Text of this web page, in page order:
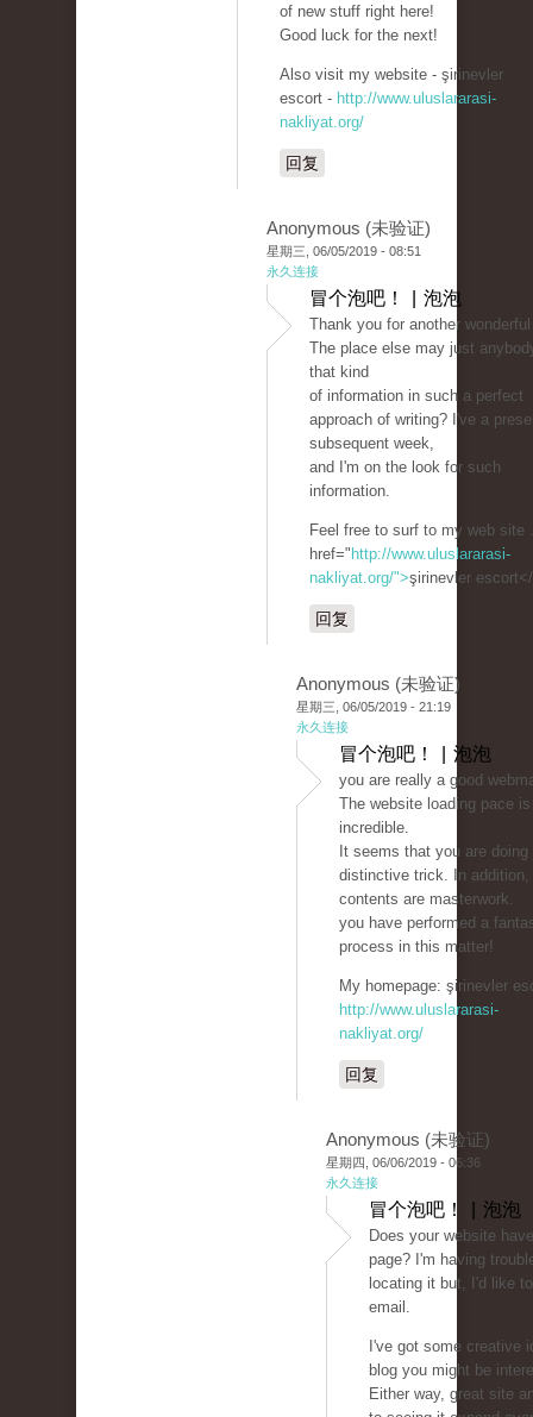
of new stuff right here!
Good luck for the next!
Also visit my website - şirinevler
escort - http://www.uluslararasi-
nakliyat.org/
回复
Anonymous (未验证)
星期三, 06/05/2019 - 08:51
永久连接
冒个泡吧！ | 泡泡
Thank you for another
The place else may just
that kind
of information in such a perfect
approach of writing? I've a
subsequent week,
and I'm on the look for such
information.
Feel free to surf to my web site
href=" http://www.uluslararasi-
nakliyat.org/">şirinevler
回复
Anonymous (未验证)
星期三, 06/05/2019 - 21:19
永久连接
冒个泡吧！ | 泡泡
you are really a good
The website loading pace is
incredible.
It seems that you are doing
distinctive trick. In addition,
contents are masterwork.
you have performed a
process in this matter!
My homepage: şirinevler
http://www.uluslararasi-
nakliyat.org/
回复
Anonymous (未验证)
星期四, 06/06/2019 - 06:36
永久连接
冒个泡吧！ | 泡泡
Does your website
page? I'm having
locating it but, I'd like
email.
I've got some creative
blog you might be
Either way, great site